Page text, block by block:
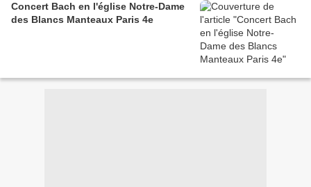
Concert Bach en l'église Notre-Dame
des Blancs Manteaux Paris 4e